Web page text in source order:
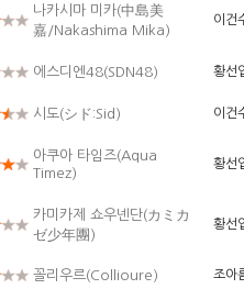
나카시마 미카(中島美
嘉/Nakashima Mika)
이건
에스디엔48(SDN48) 황선
시도(シド:Sid) 이건
아쿠아 타임즈(Aqua
Timez)
황선
카미카제 쇼우넨단(カミカ
ゼ少年團)
황선
꼴리우르(Collioure) 조아